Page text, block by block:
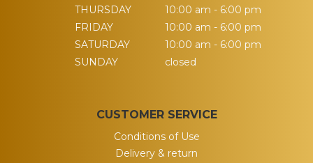
THURSDAY
10:00 am - 6:00 pm
FRIDAY
10:00 am - 6:00 pm
SATURDAY
10:00 am - 6:00 pm
SUNDAY
closed
CUSTOMER SERVICE
Conditions of Use
Delivery & return